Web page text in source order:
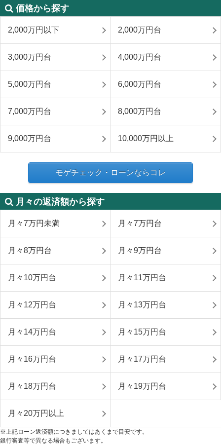
価格から探す
2,000万円以下 2,000万円台
3,000万円台 4,000万円台
5,000万円台 6,000万円台
7,000万円台 8,000万円台
9,000万円台 10,000万円以上
モゲチェック・ローンならコレ
月々の返済額から探す
月々7万円未満 月々7万円台
月々8万円台 月々9万円台
月々10万円台 月々11万円台
月々12万円台 月々13万円台
月々14万円台 月々15万円台
月々16万円台 月々17万円台
月々18万円台 月々19万円台
月々20万円以上
※上記ローン返済額につきましてはあくまで目安です。
銀行審査等で異なる場合もございます。